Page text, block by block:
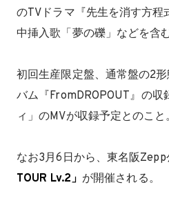
のTVドラマ『先生を消す方
中挿入歌「夢の礫」などを含
初回生産限定盤、通常盤の2
バム『FromDROPOUT』の
ィ」のMVが収録予定とのこと
なお3月6日から、東名阪
TOUR Lv.2」 が開催される。